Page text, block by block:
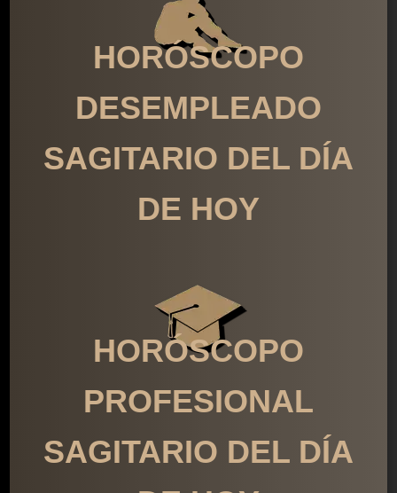
HORÓSCOPO
DESEMPLEADO
SAGITARIO DEL DÍA
DE HOY
HORÓSCOPO
PROFESIONAL
SAGITARIO DEL DÍA